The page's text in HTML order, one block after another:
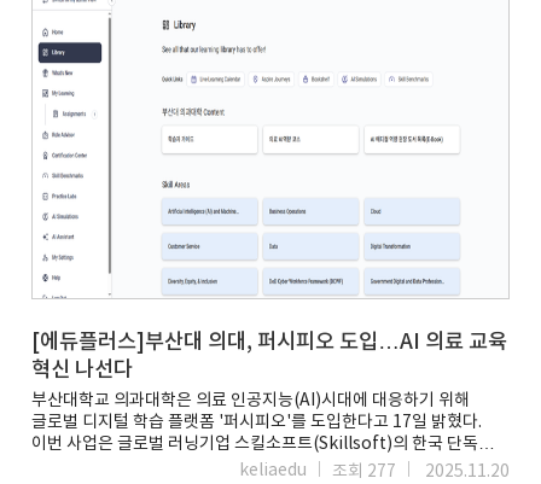
엔지니어, 블록체인 개발자, AR 개발자) 등 다양한 직무군을 아우르는
전문 과정을 운영한다.기존 기업 전용 글로벌 학습 플랫폼으로
제공되던 콘텐츠를 회원사 맞춤형 모델과 개인 학습자 대상 모델로
확장한 점도 눈에 띈다. 기업 교육은 물론, 개인의 커리어 전환과 직무
역량 강화를 동시에 지원하는 구조다.AI 아카데미 프로 수강 신청은
KETIA 부설 이러닝산업원격평생교육원 홈페이지를 통해 가능하다.
교육 과정과 세부 커리큘럼, 운영 일정 등 관련 정보는 공식
홈페이지에서 확인할 수 있다.업계 관계자는 “기업 교육의 중심이
인재상 중심의 체계에서 벗어나, 개인이 직무와 커리어 변화에 맞춰
학습을 선택하는 구조로 이동하고 있다”며 “글로벌 표준 학습
콘텐츠를 활용하려는 흐름은 당분간 이어질 것”이라고 말했다.이지희
기자 easy@etnews.com원문:
https://www.etnews.com/20251226000057
인재의 성장 요인을 교육 데이터로 추적할 수 있는 플랫폼이라는
평가를 받았다. 대기업 S사 보안전문가는 “교육이 단순 수료로 끝나는
것이 아니라, 위협 탐지 속도·사고 감소와 같은 보안 성과로 이어지는
흐름을 수치로 확인할 수 있다는 점이 인상적이었다”고 말했다.
스킬소프트가 이 같은 결과를 낼 수 있었던 배경은 글로벌 직무 기준과
실무 수요를 맞춘 학습 설계에 있다. 미국 및 국제 보안 업계에서
활용되는 DCWF·NICE 직무 체계를 핵심 기준으로 삼아, 보안 운영·
취약점 관리·침해 대응·GRC·클라우드 보안 등 역할별 성장 경로를
추천한다. 복잡한 사전 기획 없이도 조직이 직무 정의만 하면 필요한
역량과 학습 경로가 자동으로 매핑된다. 또 하나의 강점은
스킬소프트가 제공하는 방대한 콘텐츠다. AI는 학습자의 수준과
목표에 따라 1000여 개에 달하는 보안·기술·개발 콘텐츠를 조합해
가장 효율적인 학습 루트를 제안한다. 이 과정에는 단순 동영상 수업뿐
아니라 실습형 보안 실험 환경과 프로젝트 기반 교육도 포함된다. 특히
실습 기능을 연동한 점이 교육·기업 관계자 사이에서 높은 평가를
받는다. 보안 스크립팅·자동화·DevSecOps 기반 대응능력까지 실전
감각을 높일 수 있다는 점에서다. 스킬소프트의 학습 플랫폼은 조직
단위 분석 시스템에서도 경쟁력을 갖췄다. ‘보안 역량 지도’를 통해
학습자의 직무별·수준별 학습 이력과 실습 결과를 분석하고, 향후
어떤 교육·인재 투자가 효과적인지를 시각적으로 보여준다. 보안
교육의 성과를 데이터로 증명할 수 있는 체계다. 스킬소프트는 이론
[에듀플러스]부산대 의대, 퍼시피오 도입…AI 의료 교육
혁신 나선다
부산대학교 의과대학은 의료 인공지능(AI)시대에 대응하기 위해
글로벌 디지털 학습 플랫폼 '퍼시피오'를 도입한다고 17일 밝혔다.
이번 사업은 글로벌 러닝기업 스킬소프트(Skillsoft)의 한국 단독
총판인 코리아파트너스가 협력해 진행했다. 부산대 의대
keliaedu 조회 277 2025.11.20